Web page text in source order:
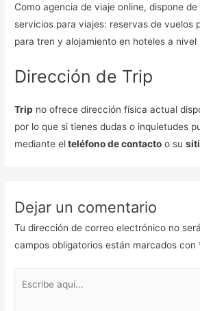
Como agencia de viaje online, dispone
servicios para viajes: reservas de vuelos
para tren y alojamiento en hoteles a nivel
Dirección de Trip
Trip no ofrece dirección física actual
por lo que si tienes dudas o inquietudes
mediante elteléfono de contacto o su
Dejar un comentario
Tu dirección de correo electrónico no
campos obligatorios están marcados con